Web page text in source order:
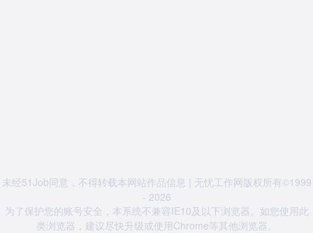
未经51Job同意，不得转载本网站作品信息 | 无忧工作网版权所有©1999
- 2026
为了保护您的账号安全，本系统不兼容IE10及以下浏览器。如您使用此
类浏览器，建议尽快升级或使用Chrome等其他浏览器。